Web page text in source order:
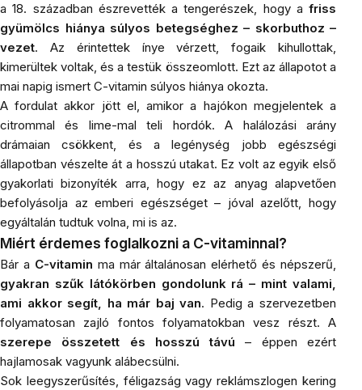
a 18. században észrevették a tengerészek, hogy a friss
gyümölcs hiánya súlyos betegséghez – skorbuthoz –
vezet. Az érintettek ínye vérzett, fogaik kihullottak,
kimerültek voltak, és a testük összeomlott. Ezt az állapotot a
mai napig ismert C-vitamin súlyos hiánya okozta.
A fordulat akkor jött el, amikor a hajókon megjelentek a
citrommal és lime-mal teli hordók. A halálozási arány
drámaian csökkent, és a legénység jobb egészségi
állapotban vészelte át a hosszú utakat. Ez volt az egyik első
gyakorlati bizonyíték arra, hogy ez az anyag alapvetően
befolyásolja az emberi egészséget – jóval azelőtt, hogy
egyáltalán tudtuk volna, mi is az.
Miért érdemes foglalkozni a C-vitaminnal?
Bár a C-vitamin ma már általánosan elérhető és népszerű,
gyakran szűk látókörben gondolunk rá – mint valami,
ami akkor segít, ha már baj van. Pedig a szervezetben
folyamatosan zajló fontos folyamatokban vesz részt. A
szerepe összetett és hosszú távú – éppen ezért
hajlamosak vagyunk alábecsülni.
Sok leegyszerűsítés, féligazság vagy reklámszlogen kering